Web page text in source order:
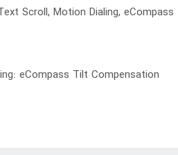
Scroll, Motion Dialing, eCompass
eCompass Tilt Compensation